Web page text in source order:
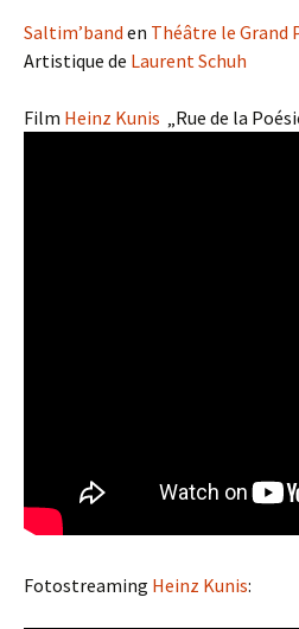
Saltim’band en Théâtre le Grand
Artistique de Laurent Schuh
Film Heinz Kunis „Rue de la
Fotostreaming Heinz Kunis: